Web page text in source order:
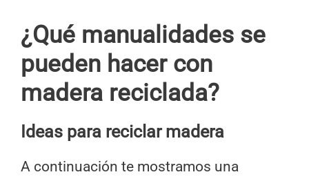
¿Qué manualidades se
pueden hacer con
madera reciclada?
Ideas para reciclar madera
A continuación te mostramos una